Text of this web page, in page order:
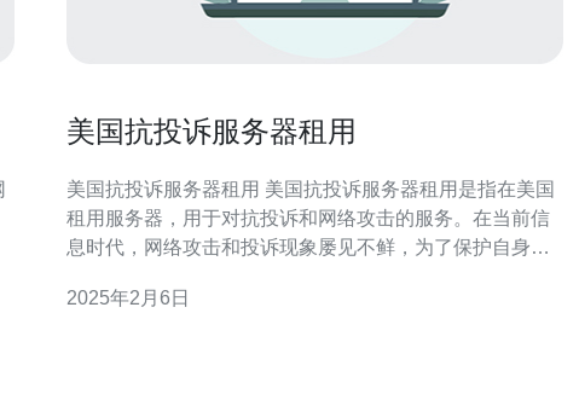
美国抗投诉服务器租用
美国抗投诉服务器租用 美国抗投诉服务器租用是指在美国
租用服务器，用于对抗投诉和网络攻击的服务。在当前信
息时代，网络攻击和投诉现象屡见不鲜，为了保护自身利
2025年2月6日